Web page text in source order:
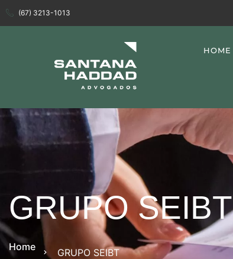
(67) 3213-1013
HOME
GRUPO SEIBT
Home GRUPO SEIBT